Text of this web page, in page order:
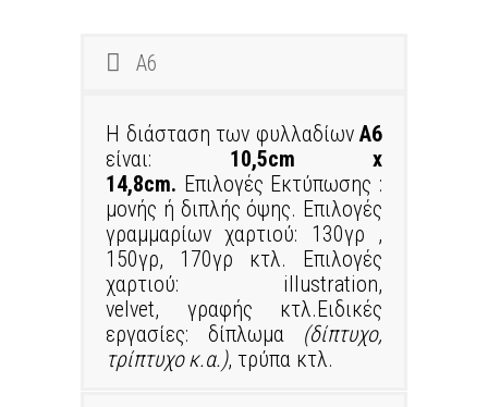
Α6
Η διάσταση των φυλλαδίων Α6
είναι: 10,5cm x
14,8cm. Επιλογές Εκτύπωσης :
μονής ή διπλής όψης. Επιλογές
γραμμαρίων χαρτιού: 130γρ ,
150γρ, 170γρ κτλ. Επιλογές
χαρτιού: illustration,
velvet, γραφής κτλ.Ειδικές
εργασίες: δίπλωμα (δίπτυχο,
τρίπτυχο κ.α.), τρύπα κτλ.